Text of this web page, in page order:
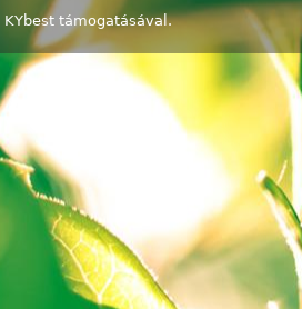
KYbest támogatásával.